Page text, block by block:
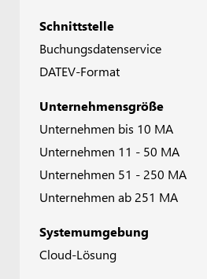
Schnittstelle
Buchungsdatenservice
DATEV-Format
Unternehmensgröße
Unternehmen bis 10 MA
Unternehmen 11 - 50 MA
Unternehmen 51 - 250 MA
Unternehmen ab 251 MA
Systemumgebung
Cloud-Lösung